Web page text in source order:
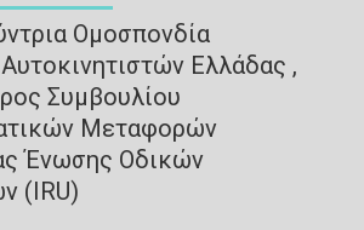
Ομοσπονδία
Ελλάδας ,
Συμβουλίου
Μεταφορών
Ένωσης Οδικών
(IRU)